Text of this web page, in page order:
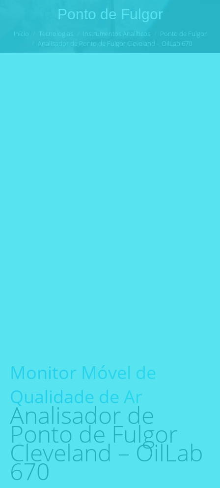
Ponto de Fulgor
Início Tecnologias Instrumentos Analíticos
Ponto de Fulgor
Analisador de Ponto de Fulgor Cleveland – OilLab 670
Monitor Móvel de
Qualidade de Ar
Analisador de
Ponto de Fulgor
Cleveland – OilLab
670